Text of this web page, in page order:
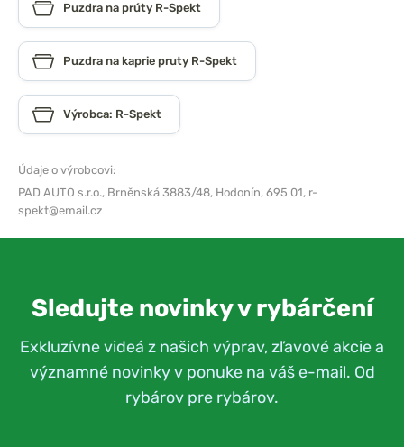
Puzdra na prúty R-Spekt
Puzdra na kaprie pruty R-Spekt
Výrobca: R-Spekt
Údaje o výrobcovi:
PAD AUTO s.r.o., Brněnská 3883/48, Hodonín, 695 01, r-
spekt@email.cz
Sledujte novinky v rybárčení
Exkluzívne videá z našich výprav, zľavové akcie a
významné novinky v ponuke na váš e-mail. Od
rybárov pre rybárov.